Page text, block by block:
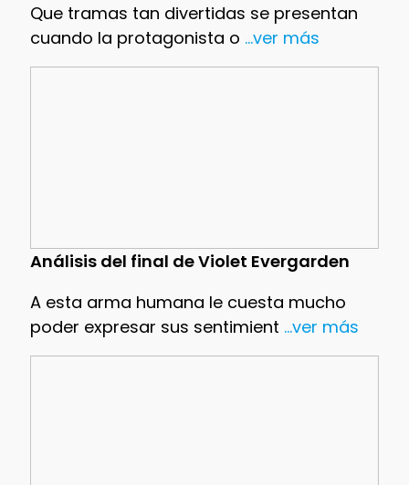
Que tramas tan divertidas se presentan
cuando la protagonista o ...ver más
Análisis del final de Violet Evergarden
A esta arma humana le cuesta mucho
poder expresar sus sentimient ...ver más